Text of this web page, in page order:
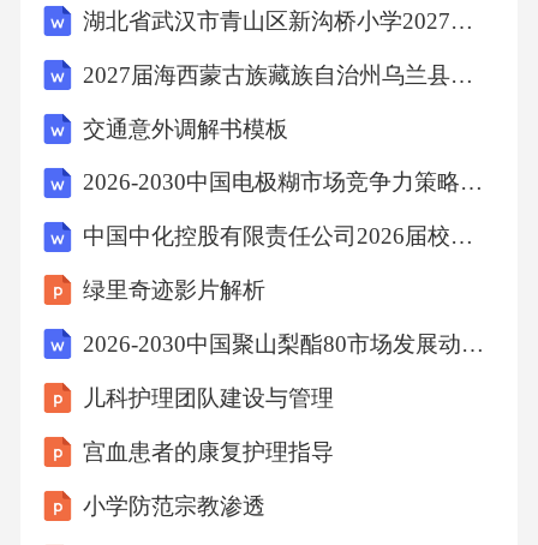
C、人要审时度势，随机应变
D、机会瞬息万变，万变不离其宗
解析这段文字强调机会稍纵即逝。A项，强调机
会难以捕捉，与题意不符，A项错误；B项，强
正确；C项，强调随机应变，与题意不符，C项
错误；D项，强调机会的规律性，与题意不符，
D项错误。故选B。
湖北省武汉市青山区新沟桥小学2027届六年级数学第一学期期末复习检测模拟试题含解析
2027届海西蒙古族藏族自治州乌兰县数学六年级第一学期期末预测试题含解析
交通意外调解书模板
2026-2030中国电极糊市场竞争力策略与未来发展战略规划研究报告
中国中化控股有限责任公司2026届校园招聘备考题库附答案详解（培优a卷）
绿里奇迹影片解析
2026-2030中国聚山梨酯80市场发展动态及经营策略建议研究报告
儿科护理团队建设与管理
宫血患者的康复护理指导
小学防范宗教渗透